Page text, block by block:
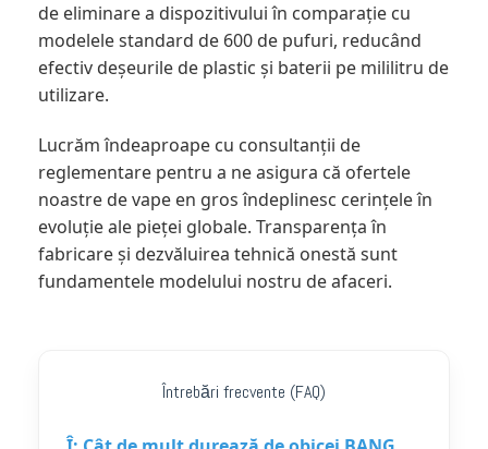
de eliminare a dispozitivului în comparație cu
modelele standard de 600 de pufuri, reducând
efectiv deșeurile de plastic și baterii pe mililitru de
utilizare.
Lucrăm îndeaproape cu consultanții de
reglementare pentru a ne asigura că ofertele
noastre de vape en gros îndeplinesc cerințele în
evoluție ale pieței globale. Transparența în
fabricare și dezvăluirea tehnică onestă sunt
fundamentele modelului nostru de afaceri.
Întrebări frecvente (FAQ)